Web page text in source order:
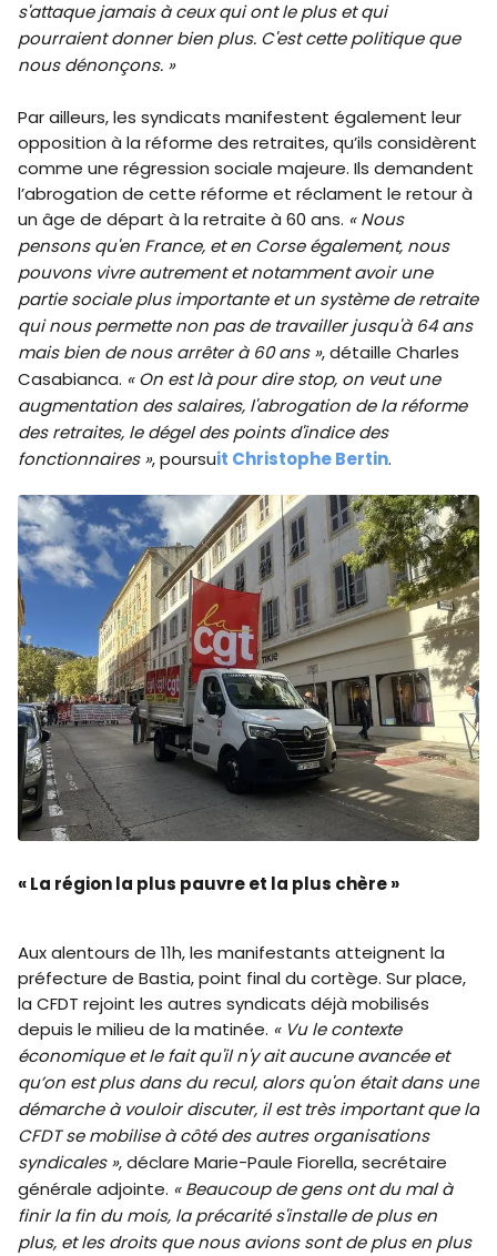
s'attaque jamais à ceux qui ont le plus et qui
pourraient donner bien plus. C'est cette politique que
nous dénonçons. »
Par ailleurs, les syndicats manifestent également leur
opposition à la réforme des retraites, qu’ils considèrent
comme une régression sociale majeure. Ils demandent
l’abrogation de cette réforme et réclament le retour à
un âge de départ à la retraite à 60 ans. « Nous
pensons qu'en France, et en Corse également, nous
pouvons vivre autrement et notamment avoir une
partie sociale plus importante et un système de retraite
qui nous permette non pas de travailler jusqu'à 64 ans
mais bien de nous arrêter à 60 ans », détaille Charles
Casabianca. « On est là pour dire stop, on veut une
augmentation des salaires, l'abrogation de la réforme
des retraites, le dégel des points d'indice des
fonctionnaires », poursuit Christophe Bertin.
« La région la plus pauvre et la plus chère »
Aux alentours de 11h, les manifestants atteignent la
préfecture de Bastia, point final du cortège. Sur place,
la CFDT rejoint les autres syndicats déjà mobilisés
depuis le milieu de la matinée. « Vu le contexte
économique et le fait qu'il n'y ait aucune avancée et
qu’on est plus dans du recul, alors qu'on était dans une
démarche à vouloir discuter, il est très important que la
CFDT se mobilise à côté des autres organisations
syndicales », déclare Marie-Paule Fiorella, secrétaire
générale adjointe. « Beaucoup de gens ont du mal à
finir la fin du mois, la précarité s'installe de plus en
plus, et les droits que nous avions sont de plus en plus